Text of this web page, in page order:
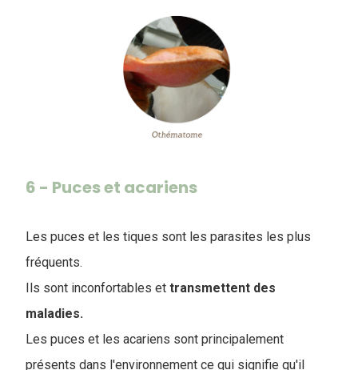
6 - Puces et acariens
Les puces et les tiques sont les parasites les plus
fréquents.
Ils sont inconfortables et transmettent des
maladies.
Les puces et les acariens sont principalement
présents dans l'environnement ce qui signifie qu'il